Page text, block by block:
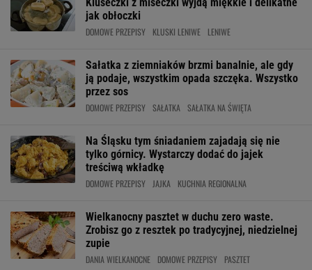
jak obłoczki
DOMOWE PRZEPISY KLUSKI LENIWE LENIWE
Sałatka z ziemniaków brzmi banalnie, ale gdy
ją podaje, wszystkim opada szczęka. Wszystko
przez sos
DOMOWE PRZEPISY SAŁATKA SAŁATKA NA ŚWIĘTA
Na Śląsku tym śniadaniem zajadają się nie
tylko górnicy. Wystarczy dodać do jajek
treściwą wkładkę
DOMOWE PRZEPISY JAJKA KUCHNIA REGIONALNA
Wielkanocny pasztet w duchu zero waste.
Zrobisz go z resztek po tradycyjnej, niedzielnej
zupie
DANIA WIELKANOCNE DOMOWE PRZEPISY PASZTET